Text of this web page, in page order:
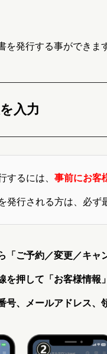
を発行する事ができま
入力
するには、 事前にお客
発行される方は、必ず
ご予約／変更／キャ
押して「お客様情報
、メールアドレス、